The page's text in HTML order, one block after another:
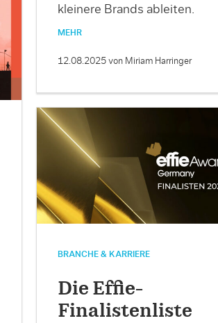
kleinere Brands ableiten.
MEHR
12.08.2025 von Miriam Harringer
BRANCHE & KARRIERE
Die Effie-
Finalistenliste